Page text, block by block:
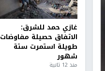
غازي حمد للشرق:
الاتفاق حصيلة مفاوضات
طويلة استمرت ستة
شهور
منذ 12 ثانية